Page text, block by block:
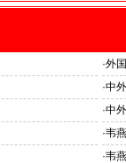
·外
·中
“科
·中
小
地
·韦
·韦